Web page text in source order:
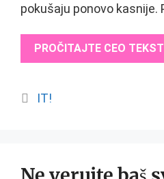
pokušaju ponovo kasnije.
PROČITAJTE CEO TEKST
Categories
IT!